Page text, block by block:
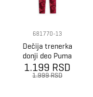
681770-13
Dečija trenerka
donji deo Puma
Ess+ Class Act
Leggings Aop G
1.199 RSD
1.999 RSD